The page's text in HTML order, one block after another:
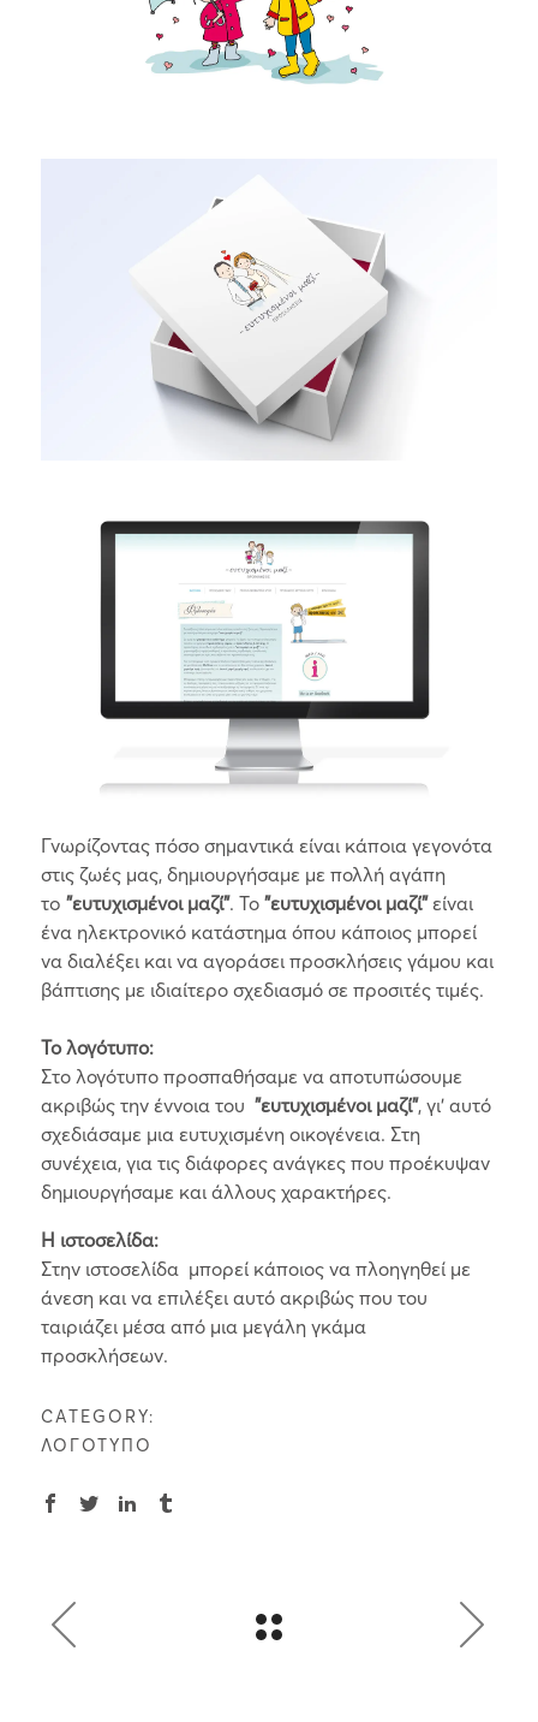
Γνωρίζοντας πόσο σημαντικά είναι κάποια γεγονότα
στις ζωές μας, δημιουργήσαμε με πολλή αγάπη
τo "ευτυχισμένοι μαζί". Το "ευτυχισμένοι μαζί" είναι
ένα ηλεκτρονικό κατάστημα όπου κάποιος μπορεί
να διαλέξει και να αγοράσει προσκλήσεις γάμου και
βάπτισης με ιδιαίτερο σχεδιασμό σε προσιτές τιμές.
Το λογότυπο:
Στο λογότυπο προσπαθήσαμε να αποτυπώσουμε
ακριβώς την έννοια του "ευτυχισμένοι μαζί", γι' αυτό
σχεδιάσαμε μια ευτυχισμένη οικογένεια. Στη
συνέχεια, για τις διάφορες ανάγκες που προέκυψαν
δημιουργήσαμε και άλλους χαρακτήρες.
Η ιστοσελίδα:
Στην ιστοσελίδα μπορεί κάποιος να πλοηγηθεί με
άνεση και να επιλέξει αυτό ακριβώς που του
ταιριάζει μέσα από μια μεγάλη γκάμα
προσκλήσεων.
CATEGORY:
ΛΟΓΟΤΥΠΟ